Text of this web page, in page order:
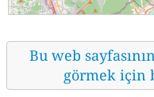
Bu web
görmek için